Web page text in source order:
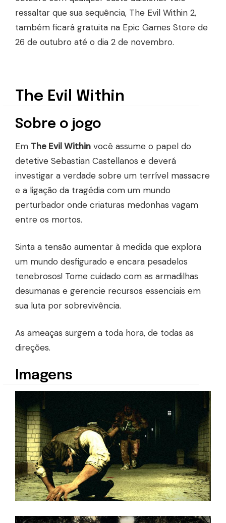
ressaltar que sua sequência, The Evil Within 2,
também ficará gratuita na Epic Games Store de
26 de outubro até o dia 2 de novembro.
The Evil Within
Sobre o jogo
Em The Evil Within você assume o papel do
detetive Sebastian Castellanos e deverá
investigar a verdade sobre um terrível massacre
e a ligação da tragédia com um mundo
perturbador onde criaturas medonhas vagam
entre os mortos.
Sinta a tensão aumentar à medida que explora
um mundo desfigurado e encara pesadelos
tenebrosos! Tome cuidado com as armadilhas
desumanas e gerencie recursos essenciais em
sua luta por sobrevivência.
As ameaças surgem a toda hora, de todas as
direções.
Imagens